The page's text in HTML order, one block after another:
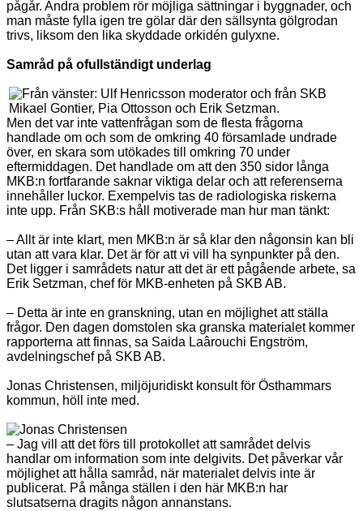
pågår. Andra problem rör möjliga sättningar i byggnader, och
man måste fylla igen tre gölar där den sällsynta gölgrodan
trivs, liksom den lika skyddade orkidén gulyxne.
Samråd på ofullständigt underlag
Men det var inte vattenfrågan som de flesta frågorna
handlade om och som de omkring 40 församlade undrade
över, en skara som utökades till omkring 70 under
eftermiddagen. Det handlade om att den 350 sidor långa
MKB:n fortfarande saknar viktiga delar och att referenserna
innehåller luckor. Exempelvis tas de radiologiska riskerna
inte upp. Från SKB:s håll motiverade man hur man tänkt:
– Allt är inte klart, men MKB:n är så klar den någonsin kan bli
utan att vara klar. Det är för att vi vill ha synpunkter på den.
Det ligger i samrådets natur att det är ett pågående arbete, sa
Erik Setzman, chef för MKB-enheten på SKB AB.
– Detta är inte en granskning, utan en möjlighet att ställa
frågor. Den dagen domstolen ska granska materialet kommer
rapporterna att finnas, sa Saida Laârouchi Engström,
avdelningschef på SKB AB.
Jonas Christensen, miljöjuridiskt konsult för Östhammars
kommun, höll inte med.
– Jag vill att det förs till protokollet att samrådet delvis
handlar om information som inte delgivits. Det påverkar vår
möjlighet att hålla samråd, när materialet delvis inte är
publicerat. På många ställen i den här MKB:n har
slutsatserna dragits någon annanstans.